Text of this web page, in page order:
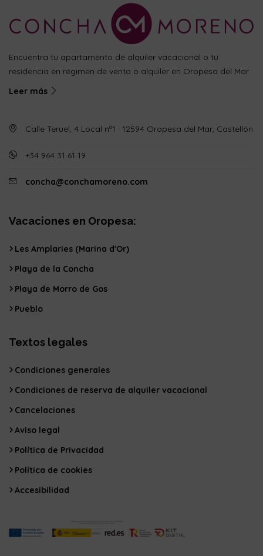
Encuentra tu apartamento de alquiler vacacional o tu
residencia en régimen de venta o alquiler en Oropesa del Mar
Leer más
Calle Teruel, 4 Local nº1 · 12594 Oropesa del Mar, Castellón
+34 964 31 61 19
concha@conchamoreno.com
Vacaciones en Oropesa:
Les Amplaries (Marina d'Or)
Playa de la Concha
Playa de Morro de Gos
Pueblo
Textos legales
Condiciones generales
Condiciones de reserva de alquiler vacacional
Cancelaciones
Aviso legal
Política de Privacidad
Política de cookies
Accesibilidad